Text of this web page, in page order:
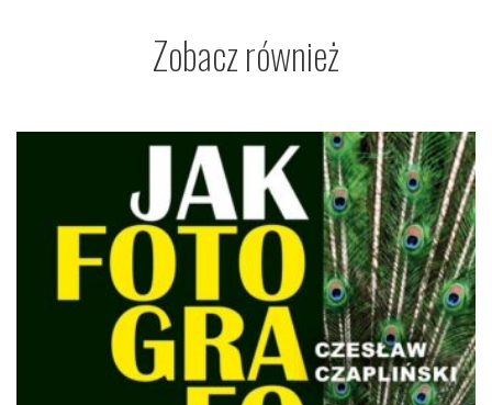
Zobacz również